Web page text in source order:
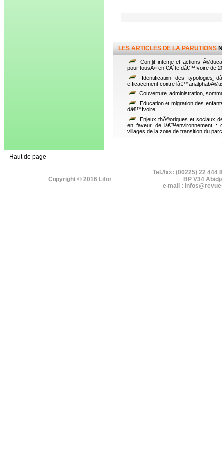
LES ARTICLES DE LA PARUTIONS
Conflit interne et actions
pour tousÂ» en CÃ´te dâ€™Ivoire de
Identification des typologies
efficacement contre
Couverture, administration,
Education et migration des
dâ€™Ivoire
Enjeux thÃ©oriques et sociaux
en faveur de lâ€™environnement :
villages de la zone de transition du
Haut de page
Copyright © 2016 Lifor
Tel./fax: (00225) 22 444
BP V34
e-mail :